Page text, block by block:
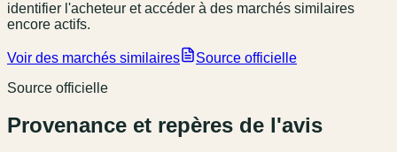
identifier l'acheteur et accéder à des marchés similaires
encore actifs.
Voir des marchés similaires
Source officielle
Source officielle
Provenance et repères de l'avis